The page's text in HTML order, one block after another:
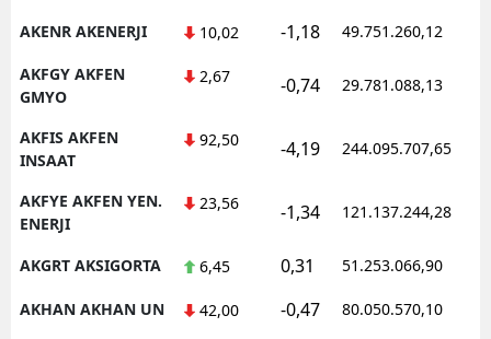
AKENR AKENERJI 10,02 -1,18 49.751.260,12
AKFGY AKFEN
GMYO
2,67 -0,74 29.781.088,13
AKFIS AKFEN
INSAAT
92,50 -4,19 244.095.707,65
AKFYE AKFEN YEN.
ENERJI
23,56 -1,34 121.137.244,28
AKGRT AKSIGORTA 6,45 0,31 51.253.066,90
AKHAN AKHAN UN 42,00 -0,47 80.050.570,10